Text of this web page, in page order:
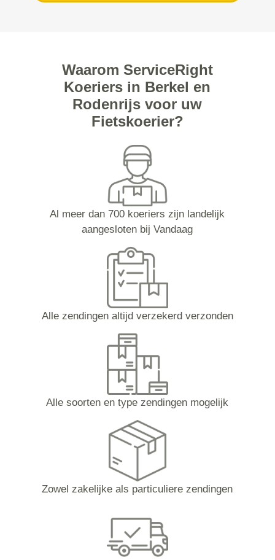
Waarom ServiceRight
Koeriers in Berkel en
Rodenrijs voor uw
Fietskoerier?
Al meer dan 700 koeriers zijn landelijk
aangesloten bij Vandaag
Alle zendingen altijd verzekerd verzonden
Alle soorten en type zendingen mogelijk
Zowel zakelijke als particuliere zendingen